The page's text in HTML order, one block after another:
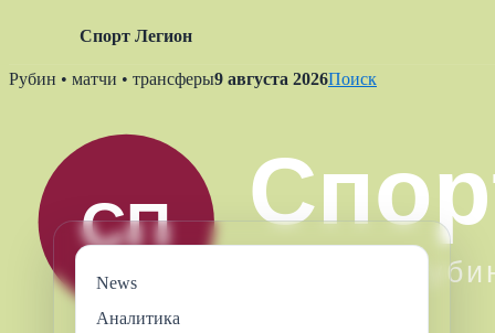
Спорт Легион
Skip
Рубин • матчи • трансферы9 августа 2026Поиск
News
Аналитика